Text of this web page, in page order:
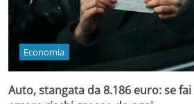
Economia
Auto, stangata da 8.186 euro: se